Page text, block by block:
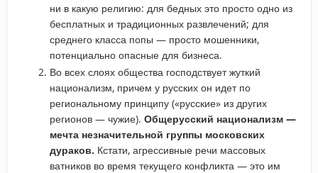
ни в какую религию: для бедных это просто одно из
бесплатных и традиционных развлечений; для
среднего класса попы — просто мошенники,
потенциально опасные для бизнеса.
Во всех слоях общества господствует жуткий
национализм, причем у русских он идет по
региональному принципу («русские» из других
регионов — чужие). Общерусский национализм —
мечта незначительной группы московских
дураков. Кстати, агрессивные речи массовых
ватников во время текущего конфликта — это им